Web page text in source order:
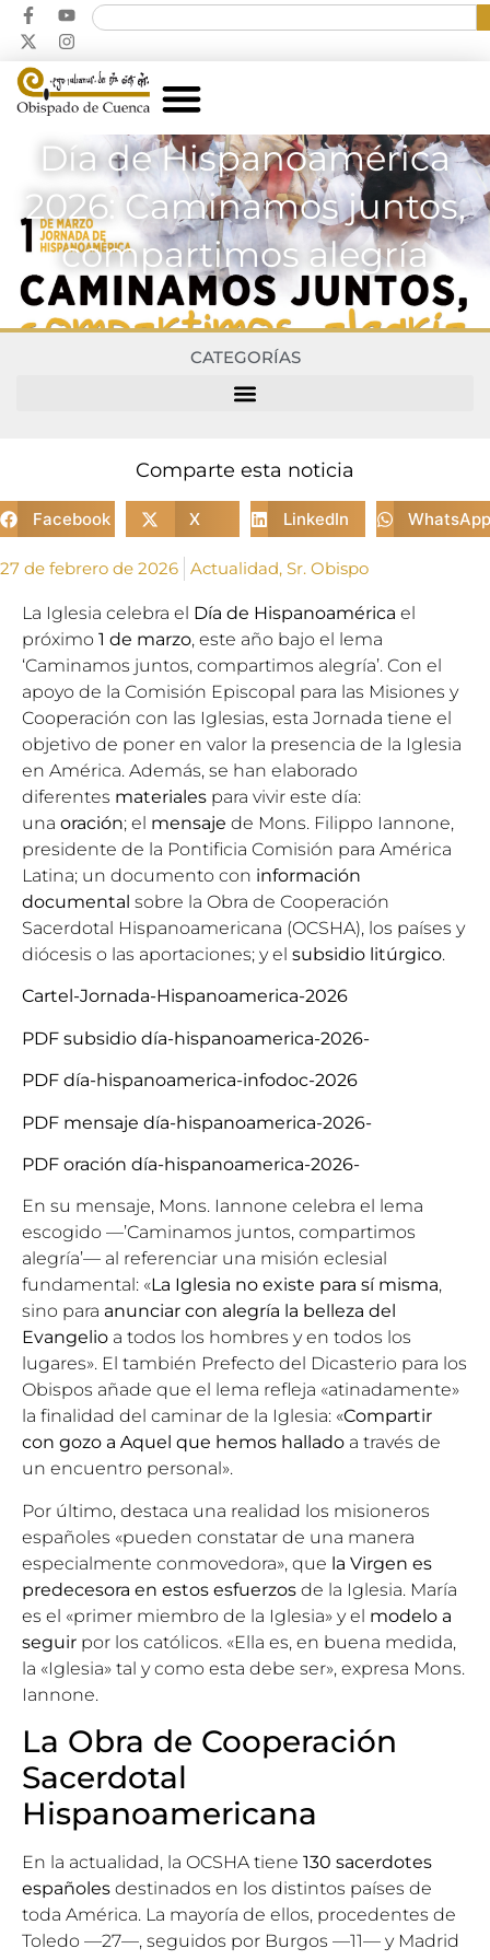
Día de Hispanoamérica
2026: Caminamos juntos,
compartimos alegría
CATEGORÍAS
Comparte esta noticia
Facebook X LinkedIn WhatsApp
27 de febrero de 2026 Actualidad, Sr. Obispo
La Iglesia celebra el Día de Hispanoamérica el
próximo 1 de marzo, este año bajo el lema
‘Caminamos juntos, compartimos alegría’. Con el
apoyo de la Comisión Episcopal para las Misiones y
Cooperación con las Iglesias, esta Jornada tiene el
objetivo de poner en valor la presencia de la Iglesia
en América. Además, se han elaborado
diferentes materiales para vivir este día:
una oración; el mensaje de Mons. Filippo Iannone,
presidente de la Pontificia Comisión para América
Latina; un documento con información
documental sobre la Obra de Cooperación
Sacerdotal Hispanoamericana (OCSHA), los países y
diócesis o las aportaciones; y el subsidio litúrgico.
Cartel-Jornada-Hispanoamerica-2026
PDF subsidio día-hispanoamerica-2026-
PDF día-hispanoamerica-infodoc-2026
PDF mensaje día-hispanoamerica-2026-
PDF oración día-hispanoamerica-2026-
En su mensaje, Mons. Iannone celebra el lema
escogido —’Caminamos juntos, compartimos
alegría’— al referenciar una misión eclesial
fundamental: «La Iglesia no existe para sí misma,
sino para anunciar con alegría la belleza del
Evangelio a todos los hombres y en todos los
lugares». El también Prefecto del Dicasterio para los
Obispos añade que el lema refleja «atinadamente»
la finalidad del caminar de la Iglesia: «Compartir
con gozo a Aquel que hemos hallado a través de
un encuentro personal».
Por último, destaca una realidad los misioneros
españoles «pueden constatar de una manera
especialmente conmovedora», que la Virgen es
predecesora en estos esfuerzos de la Iglesia. María
es el «primer miembro de la Iglesia» y el modelo a
seguir por los católicos. «Ella es, en buena medida,
la «Iglesia» tal y como esta debe ser», expresa Mons.
Iannone.
La Obra de Cooperación
Sacerdotal
Hispanoamericana
En la actualidad, la OCSHA tiene 130 sacerdotes
españoles destinados en los distintos países de
toda América. La mayoría de ellos, procedentes de
Toledo —27—, seguidos por Burgos —11— y Madrid